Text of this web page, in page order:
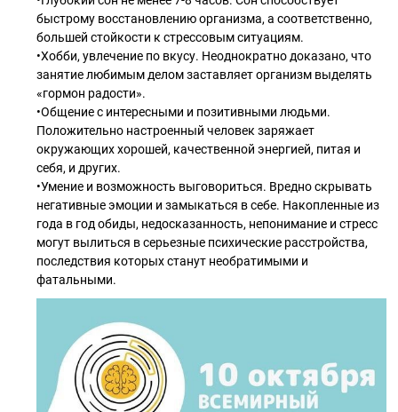
быстрому восстановлению организма, а соответственно,
большей стойкости к стрессовым ситуациям.
•Хобби, увлечение по вкусу. Неоднократно доказано, что
занятие любимым делом заставляет организм выделять
«гормон радости».
•Общение с интересными и позитивными людьми.
Положительно настроенный человек заряжает
окружающих хорошей, качественной энергией, питая и
себя, и других.
•Умение и возможность выговориться. Вредно скрывать
негативные эмоции и замыкаться в себе. Накопленные из
года в год обиды, недосказанность, непонимание и стресс
могут вылиться в серьезные психические расстройства,
последствия которых станут необратимыми и
фатальными.